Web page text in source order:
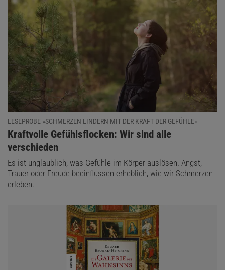
LESEPROBE »SCHMERZEN LINDERN MIT DER KRAFT DER GEFÜHLE«
:
Kraftvolle Gefühlsflocken: Wir sind alle
verschieden
Es ist unglaublich, was Gefühle im Körper auslösen. Angst,
Trauer oder Freude beeinflussen erheblich, wie wir Schmerzen
erleben.